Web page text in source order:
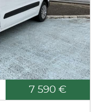
7 590 €